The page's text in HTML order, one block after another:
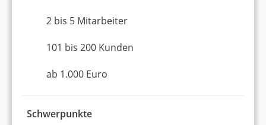
Agenturtipp.de und hat umfassende Erfahrung in
der Agenturwelt gesammelt. Als studierter
Betriebswirt (Bachelor of Arts) und
Lehrbeauftragter an der DHBW Stuttgart ist er mit
dem wissenschaftlichen Arbeiten bestens
vertraut.
2 bis 5 Mitarbeiter
101 bis 200 Kunden
ab 1.000 Euro
Schwerpunkte